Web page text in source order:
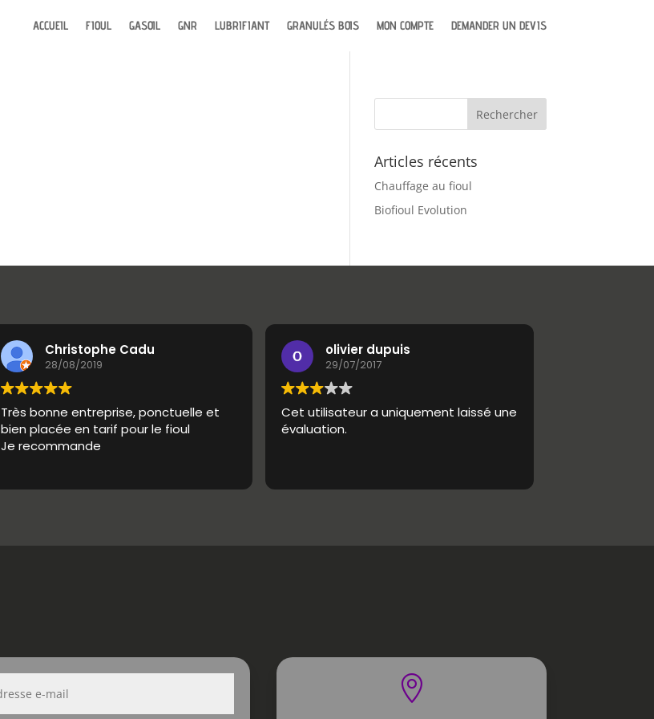
ACCUEIL FIOUL GASOIL GNR LUBRIFIANT GRANULÉS BOIS MON COMPTE DEMANDER UN DEVIS
Articles récents
Chauffage au fioul
Biofioul Evolution
Christophe Cadu
28/08/2019
Très bonne entreprise, ponctuelle et
bien placée en tarif pour le fioul
Je recommande
olivier dupuis
29/07/2017
Cet utilisateur a uniquement laissé une
évaluation.
